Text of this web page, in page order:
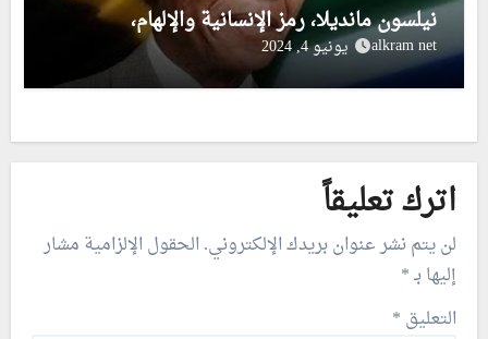
نيلسون مانديلا، رمز الإنسانية والإلهام،
alkram net يونيو 4, 2024
اترك تعليقاً
لن يتم نشر عنوان بريدك الإلكتروني. الحقول الإلزامية مشار
إليها بـ*
التعليق *